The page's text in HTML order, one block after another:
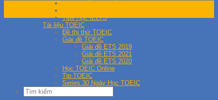
Tips Học IELTS
Tài liệu TOEIC
Đề thi thử TOEIC
Giải đề TOEIC
Giải đề ETS 2019
Giải đề ETS 2021
Giải đề ETS 2020
Học TOEIC Online
Tip TOEIC
Series 30 Ngày Học TOEIC